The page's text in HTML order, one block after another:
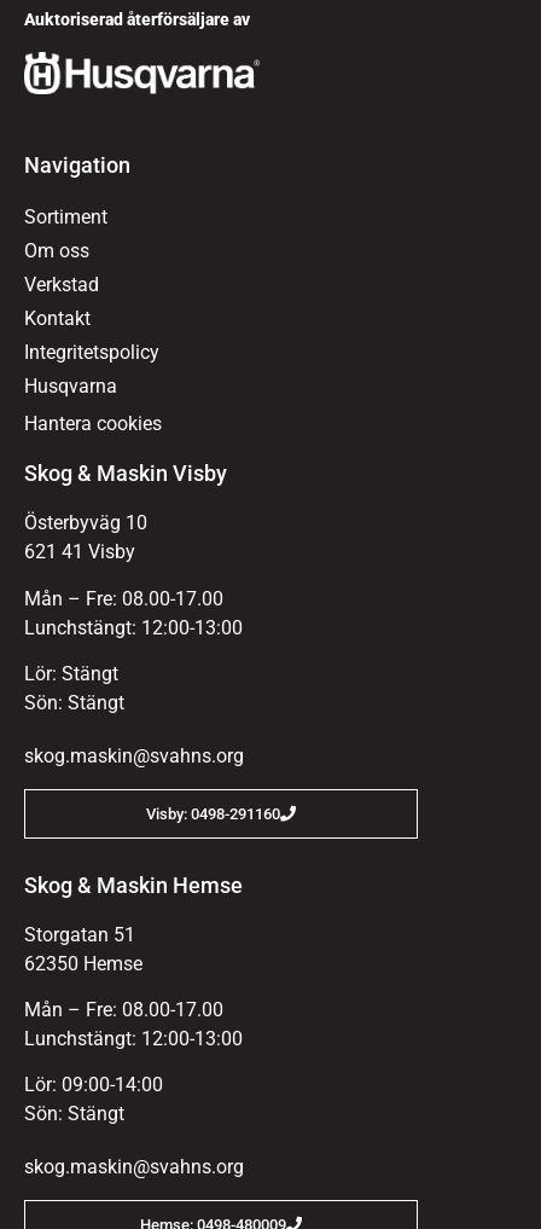
Auktoriserad återförsäljare av
Navigation
Sortiment
Om oss
Verkstad
Kontakt
Integritetspolicy
Husqvarna
Hantera cookies
Skog & Maskin Visby
Österbyväg 10
621 41 Visby
Mån – Fre: 08.00-17.00
Lunchstängt: 12:00-13:00
Lör: Stängt
Sön: Stängt
skog.maskin@svahns.org
Visby: 0498-291160
Skog & Maskin Hemse
Storgatan 51
62350 Hemse
Mån – Fre: 08.00-17.00
Lunchstängt: 12:00-13:00
Lör: 09:00-14:00
Sön: Stängt
skog.maskin@svahns.org
Hemse: 0498-480009